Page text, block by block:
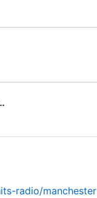
radio/manchester